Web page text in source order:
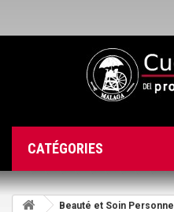
CATÉGORIES
Beauté et Soin Personnel